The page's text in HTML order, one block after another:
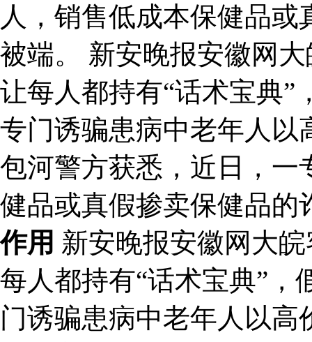
人，销售低成本保健品
被端。 新安晚报安徽网
让每人都持有“话术宝典”
专门诱骗患病中老年人
包河警方获悉，近日，一
健品或真假掺卖保健品
作用 新安晚报安徽网大
每人都持有“话术宝典”，
门诱骗患病中老年人以